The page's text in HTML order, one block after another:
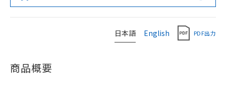
日本語 English PDF出力
商品概要